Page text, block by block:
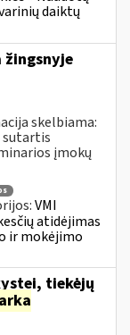
daiktų
skelbiama:
sutartis
įmokų
VMI
atidėjimas
ir mokėjimo
tiekėjų